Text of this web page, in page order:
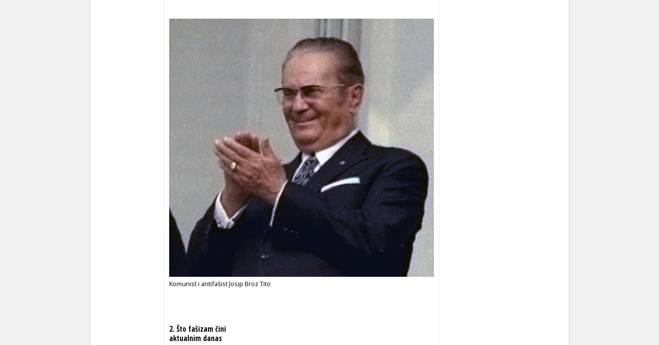
Komunist i antifašist Josip Broz Tito
2. Što fašizam čini
aktualnim danas